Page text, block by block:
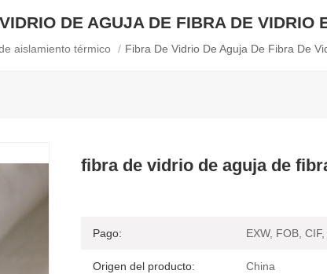
DE AGUJA DE FIBRA DE VIDRIO
aislamiento térmico / Fibra De Vidrio De Aguja De Fibra De
fibra de vidrio de aguja de
Pago: EXW, FOB,
Origen del producto: China